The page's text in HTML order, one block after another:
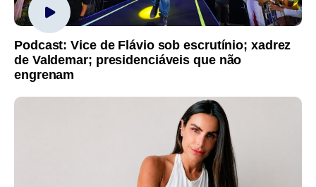
Podcast: Vice de Flávio sob escrutínio; xadrez
de Valdemar; presidenciáveis que não
engrenam